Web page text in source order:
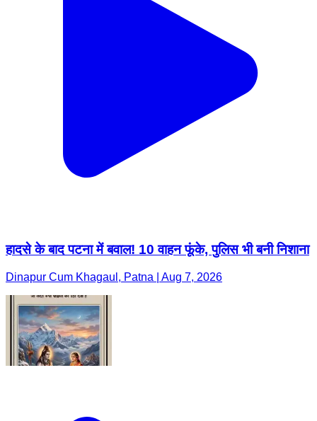
हादसे के बाद पटना में बवाल! 10 वाहन फूंके, पुलिस भी बनी निशाना
Dinapur Cum Khagaul, Patna | Aug 7, 2026